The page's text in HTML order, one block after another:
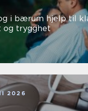
hjelp til klarhet,
trygghet
2026